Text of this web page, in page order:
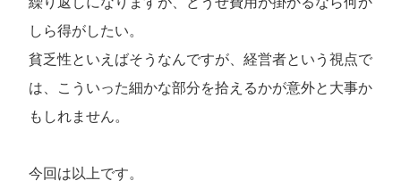
しら得がしたい。
貧乏性といえばそうなんですが、経営者という視点で
は、こういった細かな部分を拾えるかが意外と大事か
もしれません。
今回は以上です。